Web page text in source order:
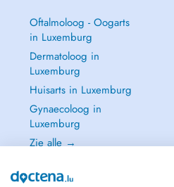
Oftalmoloog - Oogarts
in Luxemburg
Dermatoloog in
Luxemburg
Huisarts in Luxemburg
Gynaecoloog in
Luxemburg
Zie alle →